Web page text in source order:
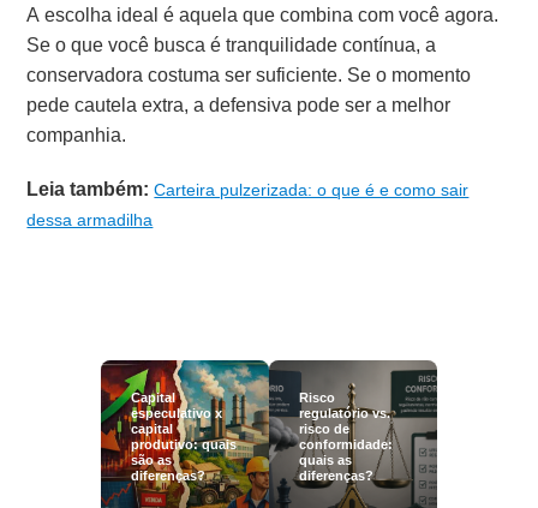
A escolha ideal é aquela que combina com você agora.
Se o que você busca é tranquilidade contínua, a
conservadora costuma ser suficiente. Se o momento
pede cautela extra, a defensiva pode ser a melhor
companhia.
Leia também:Carteira pulzerizada: o que é e como sair
dessa armadilha
Capital
especulativo x
capital
produtivo: quais
são as
diferenças?
Risco
regulatório vs.
risco de
conformidade:
quais as
diferenças?